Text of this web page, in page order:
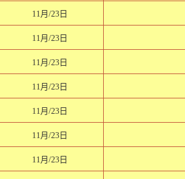
11月/23日
11月/23日
11月/23日
11月/23日
11月/23日
11月/23日
11月/23日